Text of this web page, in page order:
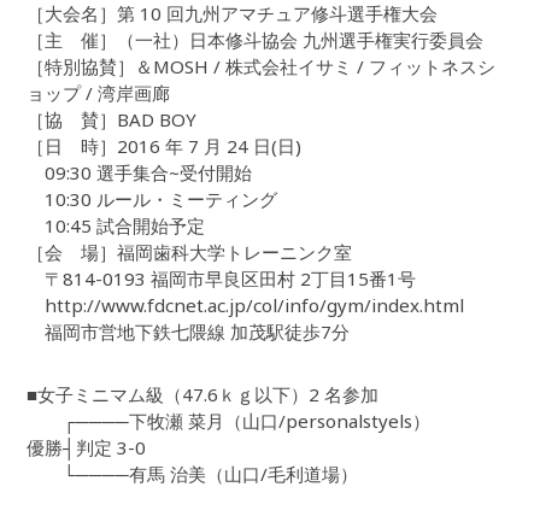
［大会名］第 10 回九州アマチュア修斗選手権大会
［主 催］（一社）日本修斗協会 九州選手権実行委員会
［特別協賛］＆MOSH / 株式会社イサミ / フィットネスシ
ョップ / 湾岸画廊
［協 賛］BAD BOY
［日 時］2016 年 7 月 24 日(日)
09:30 選手集合~受付開始
10:30 ルール・ミーティング
10:45 試合開始予定
［会 場］福岡歯科大学トレーニンク室
〒814-0193 福岡市早良区田村 2丁目15番1号
http://www.fdcnet.ac.jp/col/info/gym/index.html
福岡市営地下鉄七隈線 加茂駅徒歩7分
■女子ミニマム級（47.6ｋｇ以下）2 名参加
┌────下牧瀬 菜月（山口/personalstyels）
優勝┤判定 3-0
└────有馬 治美（山口/毛利道場）